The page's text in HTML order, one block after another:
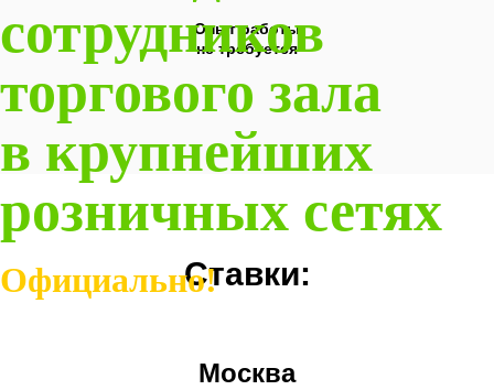
сотрудников
торгового зала
в крупнейших
розничных сетях
Официально!
Опыт работы
не требуется
Ставки:
Москва